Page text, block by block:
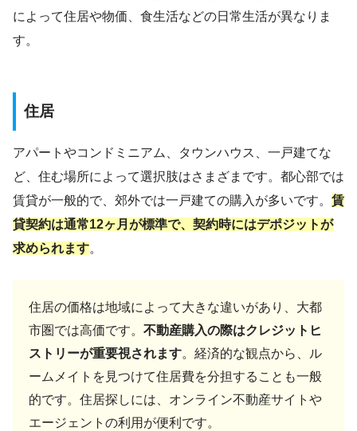
によって住居や物価、食生活などの日常生活が異なりま
す。
住居
アパートやコンドミニアム、タウンハウス、一戸建てな
ど、住む場所によって選択肢はさまざまです。都心部では
賃貸が一般的で、郊外では一戸建ての購入が多いです。 賃
貸契約は通常12ヶ月が標準で、契約時にはデポジットが
求められます。
住居の価格は地域によって大きな違いがあり、大都
市圏では高価です。 不動産購入の際はクレジットヒ
ストリーが重要視されます。経済的な観点から、ル
ームメイトを見つけて住居費を分担することも一般
的です。住居探しには、オンライン不動産サイトや
エージェントの利用が便利です。